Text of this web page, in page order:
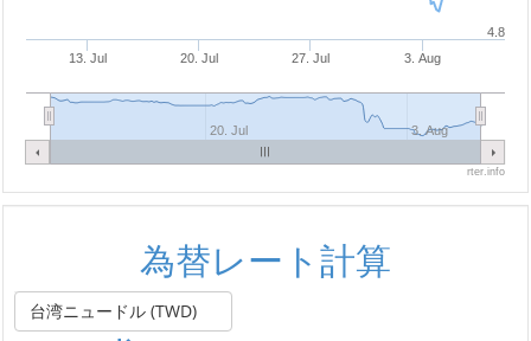
13. Jul 20. Jul 27. Jul 3. Aug
20. Jul 3. Aug
4.8
rter.info
為替レート計算
台湾ニュードル (TWD)